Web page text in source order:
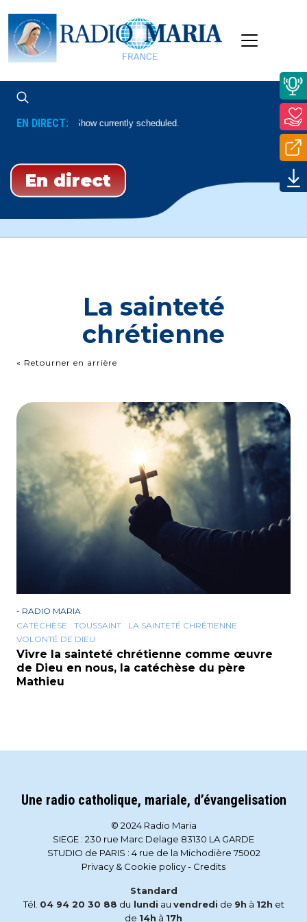
EN DIRECT:No Show currently scheduled.
En direct
La sainteté
chrétienne
« Retourner en arrière
- RADIO MARIA
CATÉCHÈSE
TOUSSAINT
LA SAINTETÉ CHRÉTIENNE
VOLONTÉ DE DIEU
Vivre la sainteté chrétienne comme œuvre
de Dieu en nous, la catéchèse du père
Mathieu
Une radio catholique, mariale, d’évangelisation
© 2024 Radio Maria
SIEGE : 230 rue Marc Delage 83130 LA GARDE
STUDIO de PARIS : 4 rue de la Michodière 75002
Privacy & Cookie policy- Credits
Standard
Tél. 04 94 20 30 88 du lundi au vendredi de 9h à 12h et
de 14h à 17h